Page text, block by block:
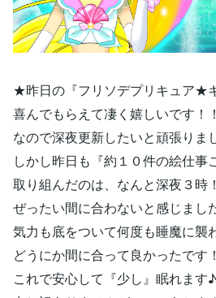
★昨日の『フリソデプリキュア★
喜んでもらえて凄く嬉しいです！！
なので深夜更新したいと頑張りま
しかし昨日も『約１０件の絵仕事
取り組んだのは、なんと深夜３時
ぜったい間に合わないと感じまし
気力も底をついて何度も睡魔に襲
どうにか間に合って良かったです
これで安心して『少し』眠れます♪